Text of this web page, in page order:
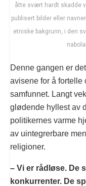
åtte svært hardt skadde
publisert bilder eller
etniske bakgrunn, i den
Denne gangen er
avisene for å fortelle
samfunnet. Langt
glødende hyllest av
politikernes varme
av uintegrerbare
religioner.
– Vi er rådløse. De
konkurrenter. De